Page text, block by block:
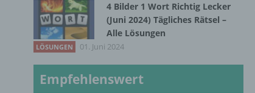
4 Bilder 1 Wort Richtig Lecker
(Juni 2024) Tägliches Rätsel –
Alle Lösungen
LÖSUNGEN 01. Juni 2024
Empfehlenswert